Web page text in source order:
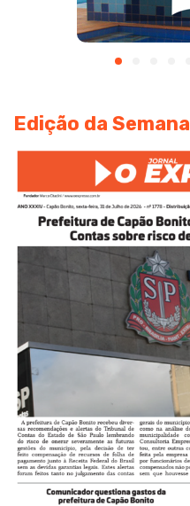
Edição da Semana